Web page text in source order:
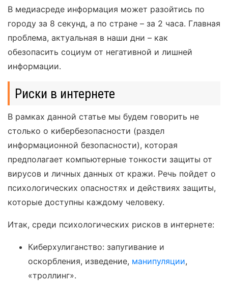
В медиасреде информация может разойтись по
городу за 8 секунд, а по стране – за 2 часа. Главная
проблема, актуальная в наши дни – как
обезопасить социум от негативной и лишней
информации.
Риски в интернете
В рамках данной статье мы будем говорить не
столько о кибербезопасности (раздел
информационной безопасности), которая
предполагает компьютерные тонкости защиты от
вирусов и личных данных от кражи. Речь пойдет о
психологических опасностях и действиях защиты,
которые доступны каждому человеку.
Итак, среди психологических рисков в интернете:
Киберхулиганство: запугивание и
оскорбления, изведение, манипуляции,
«троллинг».